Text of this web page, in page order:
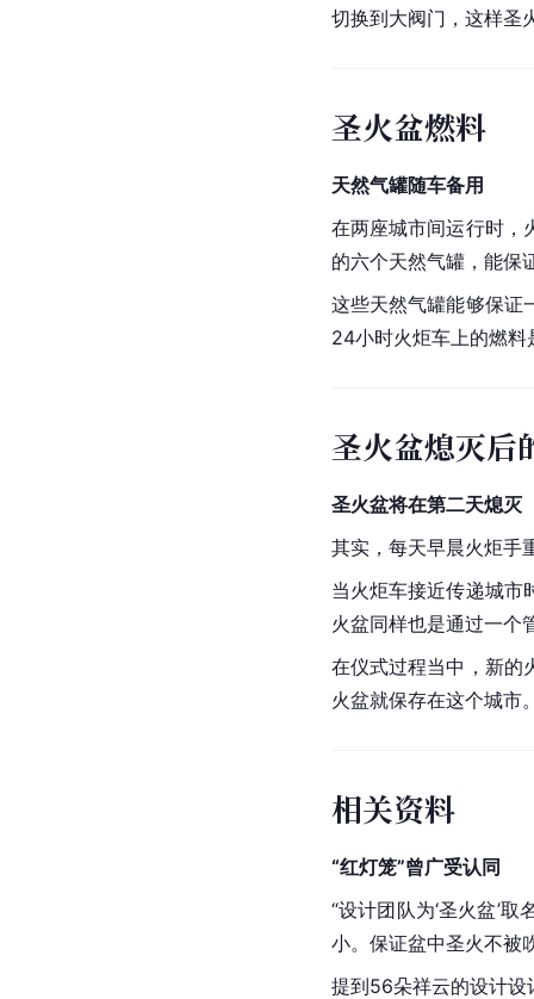
切换到大阀门，这样圣
圣火盆燃料
天然气罐随车备用
在两座城市间运行时，
的六个天然气罐，能保
这些天然气罐能够保证
24小时火炬车上的燃料
圣火盆熄灭后
圣火盆将在第二天熄灭
其实，每天早晨火炬手
当火炬车接近传递城市
火盆同样也是通过一个
在仪式过程当中，新的
火盆就保存在这个城市
相关资料
“红灯笼”曾广受认同
“设计团队为‘圣火盆’
小。保证盆中圣火不被
提到56朵祥云的设计设